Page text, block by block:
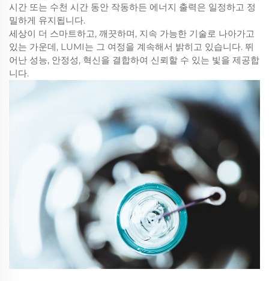
시간 또는 수천 시간 동안 작동하든 에너지 출력은 일정하고 정
밀하게 유지됩니다.
세상이 더 스마트하고, 깨끗하며, 지속 가능한 기술로 나아가고
있는 가운데, LUMI는 그 여정을 계속해서 밝히고 있습니다. 뛰
어난 성능, 안정성, 혁신을 결합하여 신뢰할 수 있는 빛을 제공합
니다.